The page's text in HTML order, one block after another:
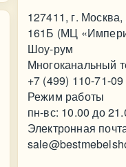
127411, г.
161Б (МЦ
Шоу-рум
Многоканальный
+7 (499) 110-71-09
Режим работы
пн-вс: 10.00 до
Электронная